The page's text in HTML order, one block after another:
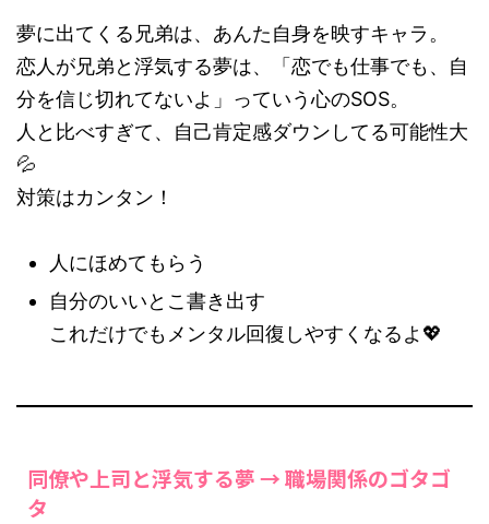
夢に出てくる兄弟は、あんた自身を映すキャラ。
恋人が兄弟と浮気する夢は、「恋でも仕事でも、自
分を信じ切れてないよ」っていう心のSOS。
人と比べすぎて、自己肯定感ダウンしてる可能性大
💦
対策はカンタン！
人にほめてもらう
自分のいいとこ書き出す
これだけでもメンタル回復しやすくなるよ💖
同僚や上司と浮気する夢 → 職場関係のゴタゴ
タ